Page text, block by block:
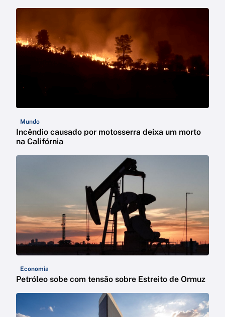
Mundo
Incêndio causado por motosserra deixa um morto
na Califórnia
Economia
Petróleo sobe com tensão sobre Estreito de Ormuz